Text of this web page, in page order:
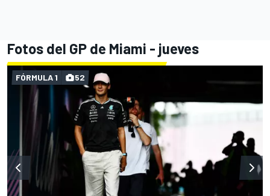
Fotos del GP de Miami - jueves
FÓRMULA 1 52